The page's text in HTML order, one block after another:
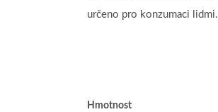
určeno pro konzumaci lidmi.
Hmotnost